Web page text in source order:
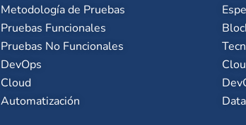
Metodología de Pruebas
Pruebas Funcionales
Pruebas No Funcionales
DevOps
Cloud
Automatización